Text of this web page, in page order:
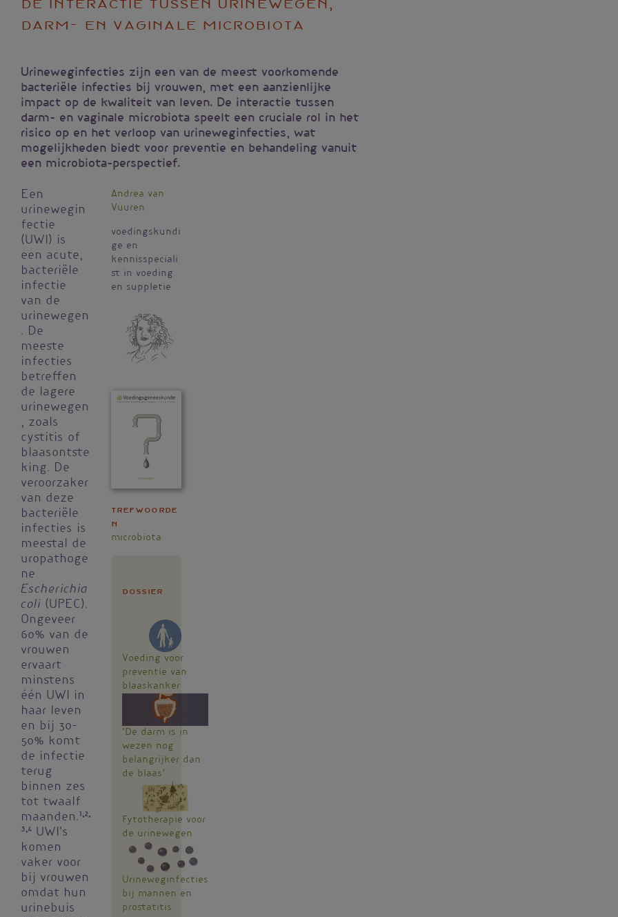
De interactie tussen urinewegen,
darm- en vaginale microbiota
Urineweginfecties zijn een van de meest voorkomende
bacteriële infecties bij vrouwen, met een aanzienlijke
impact op de kwaliteit van leven. De interactie tussen
darm- en vaginale microbiota speelt een cruciale rol in het
risico op en het verloop van urineweginfecties, wat
mogelijkheden biedt voor preventie en behandeling vanuit
een microbiota-perspectief.
Een
urinewegin
fectie
(UWI) is
een acute,
bacteriële
infectie
van de
urinewegen
. De
meeste
infecties
betreffen
de lagere
urinewegen
, zoals
cystitis of
blaasontste
king. De
veroorzaker
van deze
bacteriële
infecties is
meestal de
uropathoge
ne
Escherichia
coli (UPEC).
Ongeveer
60% van de
vrouwen
ervaart
minstens
één UWI in
haar leven
en bij 30-
50% komt
de infectie
terug
binnen zes
tot twaalf
maanden.1,2,
3,4 UWI's
komen
vaker voor
bij vrouwen
omdat hun
urinebuis
Andrea van
Vuuren
voedingskundi
ge en
kennisspeciali
st in voeding
en suppletie
Trefwoorde
n
microbiota
Dossier
Voeding voor
preventie van
blaaskanker
‘De darm is in
wezen nog
belangrijker dan
de blaas’
Fytotherapie voor
de urinewegen
Urineweginfecties
bij mannen en
prostatitis